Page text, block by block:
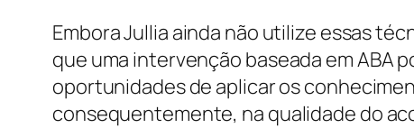
Embora Jullia ainda não utilize essas
que uma intervenção baseada em ABA
oportunidades de aplicar os
consequentemente, na qualidade do